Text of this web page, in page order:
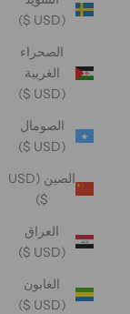
(USD $)
الصحراء
الغربية
(USD $)
الصومال
(USD $)
الصين (USD
$)
العراق
(USD $)
الغابون
(USD $)